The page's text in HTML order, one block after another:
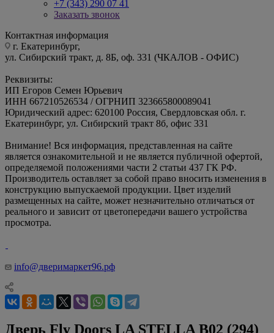
+7 (343) 290 07 41
Заказать звонок
Контактная информация
г. Екатеринбург,
ул. Сибирский тракт, д. 8Б, оф. 331 (ЧКАЛОВ - ОФИС)
Реквизиты:
ИП Егоров Семен Юрьевич
ИНН 667210526534 / ОГРНИП 323665800089041
Юридический адрес: 620100 Россия, Свердловская обл. г.
Екатеринбург, ул. Сибирский тракт 8б, офис 331
Внимание! Вся информация, представленная на сайте
является ознакомительной и не является публичной офертой,
определяемой положениями части 2 статьи 437 ГК РФ.
Производитель оставляет за собой право вносить изменения в
конструкцию выпускаемой продукции. Цвет изделий
размещенных на сайте, может незначительно отличаться от
реального и зависит от цветопередачи вашего устройства
просмотра.
info@дверимаркет96.рф
Дверь Fly Doors LA STELLA B02 (294)